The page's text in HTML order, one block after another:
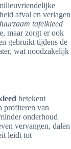
afval en verlagen
tafelkleed
maar zorgt er ook
gebruikt tijdens de
wat noodzakelijk
betekent
profiteren van
onderhoud
vervangen, dalen
leidt tot